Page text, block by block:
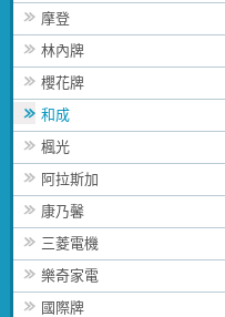
摩登
林內牌
櫻花牌
和成
楓光
阿拉斯加
康乃馨
三菱電機
樂奇家電
國際牌